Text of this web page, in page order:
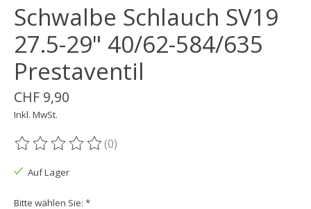
Schwalbe Schlauch SV19
27.5-29" 40/62-584/635
Prestaventil
CHF 9,90
Inkl. MwSt.
Die Bewertung dieses Produkts ist
(0)
Auf Lager
Bitte wählen Sie: *